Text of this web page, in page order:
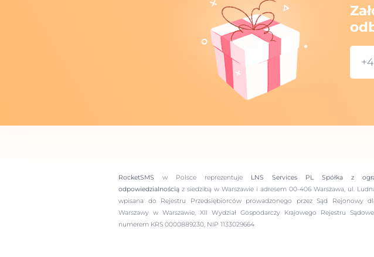
RocketSMS w Polsce reprezentuje LNS Services PL Spółka z
odpowiedzialnością z siedzibą w Warszawie i adresem 00-406 Warszawa, ul.
wpisana do Rejestru Przedsiębiorców prowadzonego przez Sąd Rejonowy
Warszawy w Warszawie, XII Wydział Gospodarczy Krajowego Rejestru
numerem KRS 0000889230, NIP 1133029664